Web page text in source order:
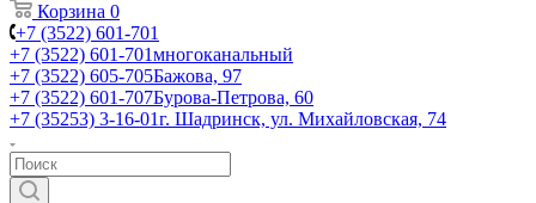
Корзина 0
+7 (3522) 601-701
+7 (3522) 601-701многоканальный
+7 (3522) 605-705Бажова, 97
+7 (3522) 601-707Бурова-Петрова, 60
+7 (35253) 3-16-01г. Шадринск, ул. Михайловская, 74